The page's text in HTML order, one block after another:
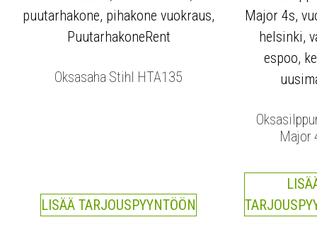
Oksasaha Stihl HTA135
LISÄÄ TARJOUSPYYNTÖÖN
Major